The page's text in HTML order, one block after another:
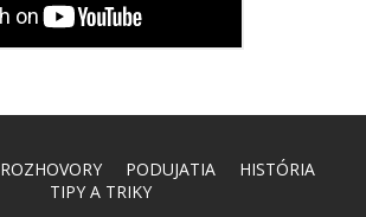
ROZHOVORY PODUJATIA
HISTÓRIA
TIPY A TRIKY